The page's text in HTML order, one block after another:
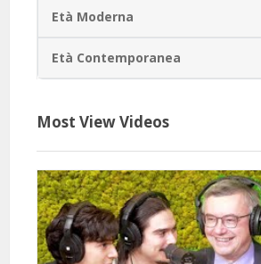
Età Moderna
Età Contemporanea
Most View Videos